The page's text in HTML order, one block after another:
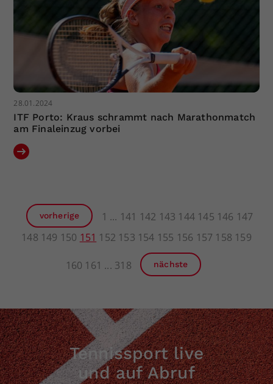
28.01.2024
ITF Porto: Kraus schrammt nach Marathonmatch
am Finaleinzug vorbei
vorherige 1 141 142 143 144 145 146 147
148 149 150 151 152 153 154 155 156 157 158 159
160 161 318 nächste
Tennissport live
und auf Abruf